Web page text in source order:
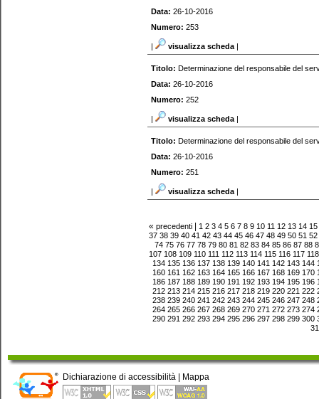
Data: 26-10-2016
Numero: 253
| visualizza scheda |
Titolo: Determinazione del responsabile del
Data: 26-10-2016
Numero: 252
| visualizza scheda |
Titolo: Determinazione del responsabile del
Data: 26-10-2016
Numero: 251
| visualizza scheda |
«precedenti | 1 2 3 4 5 6 7 8 9 10 11 12 13 14 15
37 38 39 40 41 42 43 44 45 46 47 48 49 50 51 52
74 75 76 77 78 79 80 81 82 83 84 85 86 87 88
107 108 109 110 111 112 113 114 115 116 117 118
134 135 136 137 138 139 140 141 142 143 144
160 161 162 163 164 165 166 167 168 169 170
186 187 188 189 190 191 192 193 194 195 196
212 213 214 215 216 217 218 219 220 221 222
238 239 240 241 242 243 244 245 246 247 248
264 265 266 267 268 269 270 271 272 273 274
290 291 292 293 294 295 296 297 298 299 300
Dichiarazione di accessibilità | Mappa